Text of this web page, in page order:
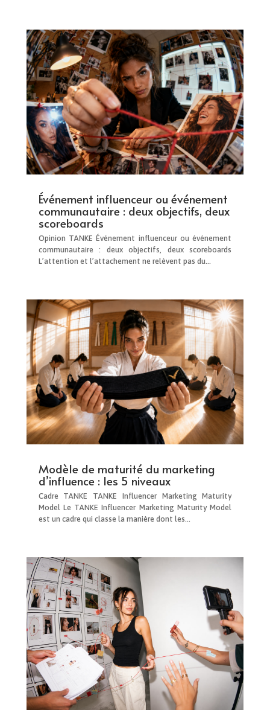
Événement influenceur ou événement
communautaire : deux objectifs, deux
scoreboards
Opinion TANKE Événement influenceur ou événement
communautaire : deux objectifs, deux scoreboards
L’attention et l’attachement ne relèvent pas du...
Modèle de maturité du marketing
d’influence : les 5 niveaux
Cadre TANKE TANKE Influencer Marketing Maturity
Model Le TANKE Influencer Marketing Maturity Model
est un cadre qui classe la manière dont les...